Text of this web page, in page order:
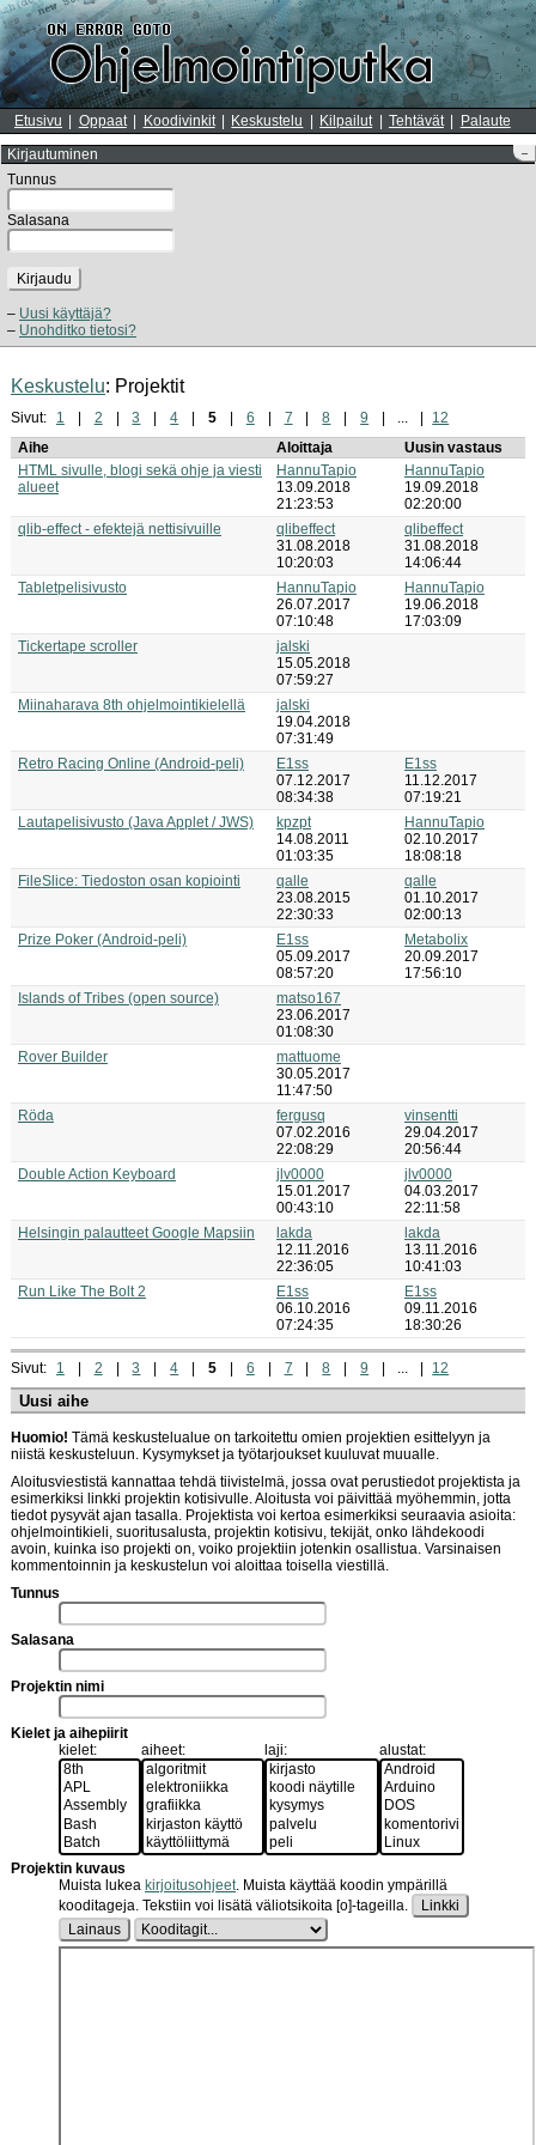
Etusivu Oppaat Koodivinkit Keskustelu Kilpailut Tehtävät Palaute
–
Kirjautuminen
Tunnus
Salasana
Kirjaudu
Uusi käyttäjä?
Unohditko tietosi?
Keskustelu: Projektit
Sivut: 1 2 3 4 5 6 7 8 9 ...
12
Aihe
Aloittaja
Uusin vastaus
HTML sivulle, blogi sekä ohje ja viesti
alueet
HannuTapio
13.09.2018
21:23:53
HannuTapio
19.09.2018
02:20:00
qlib-effect - efektejä nettisivuille
qlibeffect
31.08.2018
10:20:03
qlibeffect
31.08.2018
14:06:44
Tabletpelisivusto
HannuTapio
26.07.2017
07:10:48
HannuTapio
19.06.2018
17:03:09
Tickertape scroller
jalski
15.05.2018
07:59:27
Miinaharava 8th ohjelmointikielellä
jalski
19.04.2018
07:31:49
Retro Racing Online (Android-peli)
E1ss
07.12.2017
08:34:38
E1ss
11.12.2017
07:19:21
Lautapelisivusto (Java Applet / JWS)
kpzpt
14.08.2011
01:03:35
HannuTapio
02.10.2017
18:08:18
FileSlice: Tiedoston osan kopiointi
qalle
23.08.2015
22:30:33
qalle
01.10.2017
02:00:13
Prize Poker (Android-peli)
E1ss
05.09.2017
08:57:20
Metabolix
20.09.2017
17:56:10
Islands of Tribes (open source)
matso167
23.06.2017
01:08:30
Rover Builder
mattuome
30.05.2017
11:47:50
Röda
fergusq
07.02.2016
22:08:29
vinsentti
29.04.2017
20:56:44
Double Action Keyboard
jlv0000
15.01.2017
00:43:10
jlv0000
04.03.2017
22:11:58
Helsingin palautteet Google Mapsiin
lakda
12.11.2016
22:36:05
lakda
13.11.2016
10:41:03
Run Like The Bolt 2
E1ss
06.10.2016
07:24:35
E1ss
09.11.2016
18:30:26
Sivut: 1 2 3 4 5 6 7 8 9 ... 12
Uusi aihe
Huomio! Tämä keskustelualue on tarkoitettu omien projektien esittelyyn ja
niistä keskusteluun. Kysymykset ja työtarjoukset kuuluvat muualle.
Aloitusviestistä kannattaa tehdä tiivistelmä, jossa ovat perustiedot projektista ja
esimerkiksi linkki projektin kotisivulle. Aloitusta voi päivittää myöhemmin, jotta
tiedot pysyvät ajan tasalla. Projektista voi kertoa esimerkiksi seuraavia asioita:
ohjelmointikieli, suoritusalusta, projektin kotisivu, tekijät, onko lähdekoodi
avoin, kuinka iso projekti on, voiko projektiin jotenkin osallistua. Varsinaisen
kommentoinnin ja keskustelun voi aloittaa toisella viestillä.
Tunnus
Salasana
Projektin nimi
Kielet ja aihepiirit
kielet:
aiheet: laji: alustat:
Projektin kuvaus
Muista lukea kirjoitusohjeet. Muista käyttää koodin ympärillä
kooditageja. Tekstiin voi lisätä väliotsikoita [o]-tageilla.
Linkki
Lainaus